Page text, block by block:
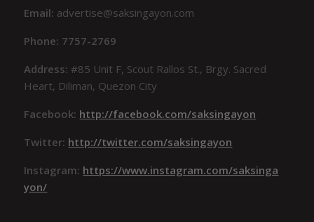
Email: advertise@saksingayon.com
Phone: 7757-2769
Address:#85 Unit F, Scout Rallos St., Brgy. Sacred
Heart, Diliman, Quezon City
Facebook: http://facebook.com/saksingayon
Twitter: http://twitter.com/saksingayon
Instagram: https://www.instagram.com/saksinga
yon/